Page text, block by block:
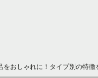
おしゃれに！タイプ別の特徴